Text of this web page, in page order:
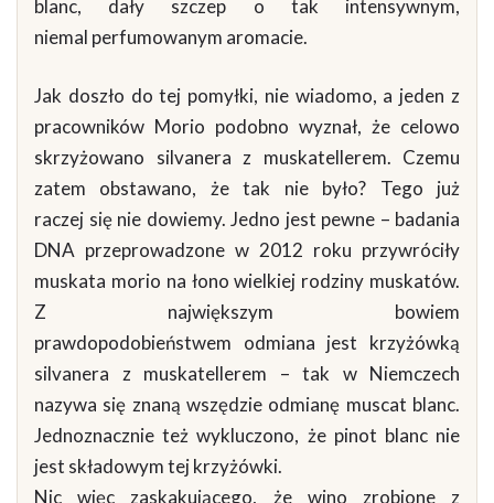
blanc, dały szczep o tak intensywnym,
niemal perfumowanym aromacie.
Jak doszło do tej pomyłki, nie wiadomo, a jeden z
pracowników Morio podobno wyznał, że celowo
skrzyżowano silvanera z muskatellerem. Czemu
zatem obstawano, że tak nie było? Tego już
raczej się nie dowiemy. Jedno jest pewne – badania
DNA przeprowadzone w 2012 roku przywróciły
muskata morio na łono wielkiej rodziny muskatów.
Z największym bowiem
prawdopodobieństwem odmiana jest krzyżówką
silvanera z muskatellerem – tak w Niemczech
nazywa się znaną wszędzie odmianę muscat blanc.
Jednoznacznie też wykluczono, że pinot blanc nie
jest składowym tej krzyżówki.
Nic więc zaskakującego, że wino zrobione z